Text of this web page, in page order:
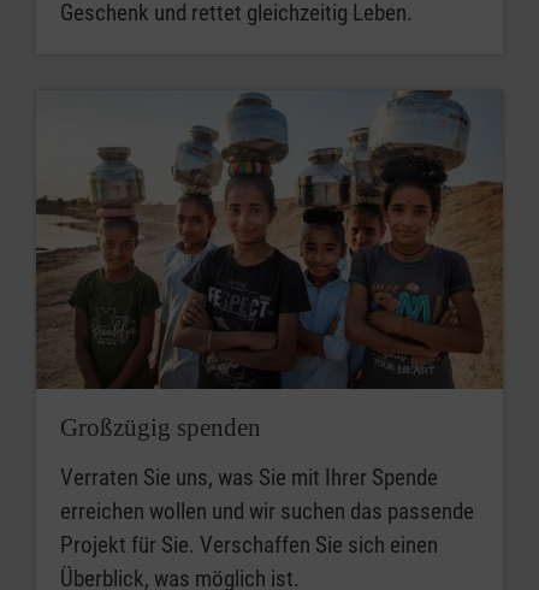
Geschenk und rettet gleichzeitig Leben.
Großzügig spenden
Verraten Sie uns, was Sie mit Ihrer Spende
erreichen wollen und wir suchen das passende
Projekt für Sie. Verschaffen Sie sich einen
Überblick, was möglich ist.